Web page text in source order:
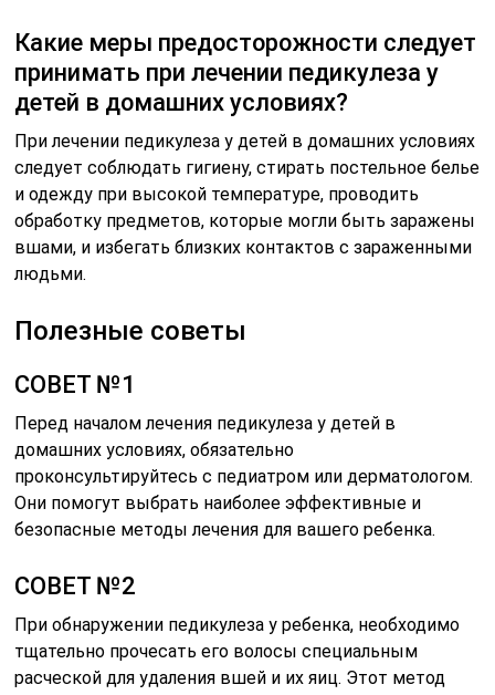
Какие меры предосторожности следует
принимать при лечении педикулеза у
детей в домашних условиях?
При лечении педикулеза у детей в домашних условиях
следует соблюдать гигиену, стирать постельное белье
и одежду при высокой температуре, проводить
обработку предметов, которые могли быть заражены
вшами, и избегать близких контактов с зараженными
людьми.
Полезные советы
СОВЕТ №1
Перед началом лечения педикулеза у детей в
домашних условиях, обязательно
проконсультируйтесь с педиатром или дерматологом.
Они помогут выбрать наиболее эффективные и
безопасные методы лечения для вашего ребенка.
СОВЕТ №2
При обнаружении педикулеза у ребенка, необходимо
тщательно прочесать его волосы специальным
расческой для удаления вшей и их яиц. Этот метод